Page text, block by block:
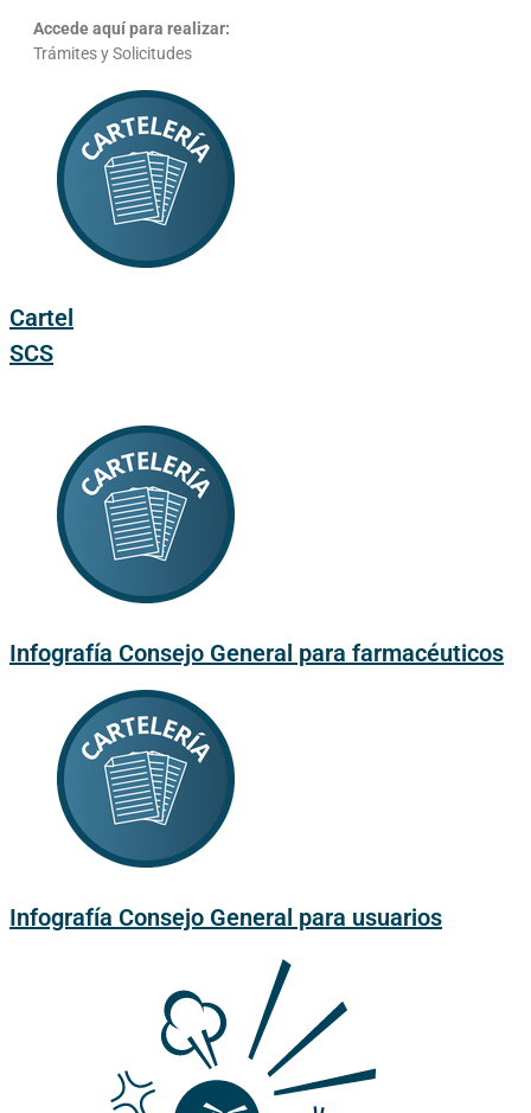
Accede aquí para realizar:
Trámites y Solicitudes
Cartel
SCS
Infografía Consejo General para farmacéuticos
Infografía Consejo General para usuarios